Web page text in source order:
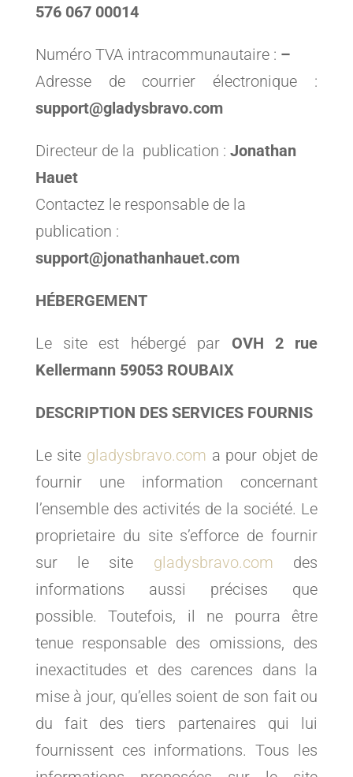
576 067 00014
Numéro TVA intracommunautaire : –
Adresse de courrier électronique :
support@gladysbravo.com
Directeur de la publication : Jonathan
Hauet
Contactez le responsable de la
publication :
support@jonathanhauet.com
HÉBERGEMENT
Le site est hébergé par OVH 2 rue
Kellermann 59053 ROUBAIX
DESCRIPTION DES SERVICES FOURNIS
Le site gladysbravo.com a pour objet de
fournir une information concernant
l’ensemble des activités de la société. Le
proprietaire du site s’efforce de fournir
sur le site gladysbravo.com des
informations aussi précises que
possible. Toutefois, il ne pourra être
tenue responsable des omissions, des
inexactitudes et des carences dans la
mise à jour, qu’elles soient de son fait ou
du fait des tiers partenaires qui lui
fournissent ces informations. Tous les